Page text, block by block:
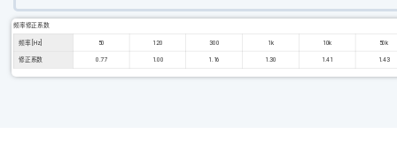
频率修正系数
频率 [Hz] 50 120 300 1k 10k 50k
修正系数 0.77 1.00 1.16 1.30 1.41 1.43